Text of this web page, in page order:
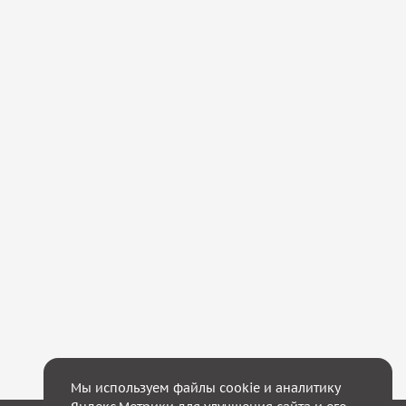
Мы используем файлы cookie и аналитику